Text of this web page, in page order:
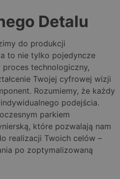
Detalu
do produkcji
to nie tylko pojedyncze
technologiczny,
Twojej cyfrowej wizji
Rozumiemy, że każdy
podejścia.
parkiem
które pozwalają nam
realizacji Twoich celów –
po zoptymalizowaną